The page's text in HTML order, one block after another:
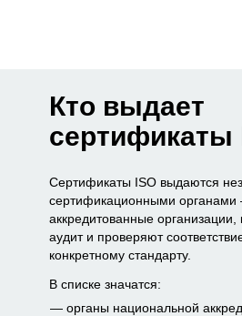
Кто выдает
сертификаты
Сертификаты ISO выдаются
сертификационными органами
аккредитованные организации,
аудит и проверяют
конкретному стандарту.
В списке значатся:
органы национальной